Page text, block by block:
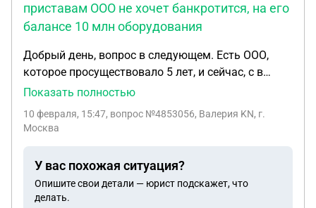
приставам ООО не хочет банкротится, на его
балансе 10 млн оборудования
Добрый день, вопрос в следующем. Есть ООО,
которое просуществовало 5 лет, и сейчас, с в
конце деятельности, накопило долг 1,2 млн перед
перешло судебным приставам ООО не хочет
имуществе компании, которое не на балансе
(компьютеры, техника и тд), как раз на сумму
Показать полностью
10 февраля, 15:47, вопрос №4853056, Валерия KN, г.
Москва
У вас похожая ситуация?
Опишите свои детали — юрист подскажет, что
делать.